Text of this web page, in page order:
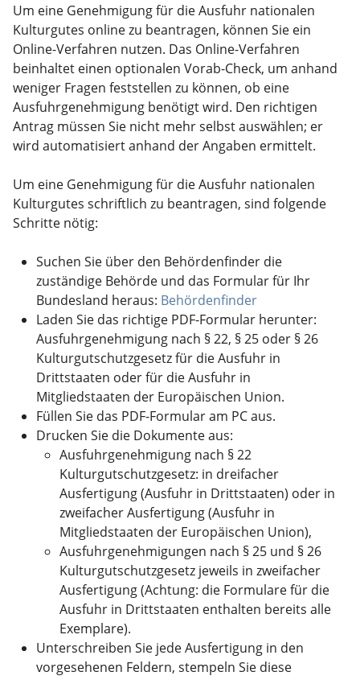
Um eine Genehmigung für die Ausfuhr nationalen
Kulturgutes online zu beantragen, können Sie ein
Online-Verfahren nutzen. Das Online-Verfahren
beinhaltet einen optionalen Vorab-Check, um anhand
weniger Fragen feststellen zu können, ob eine
Ausfuhrgenehmigung benötigt wird. Den richtigen
Antrag müssen Sie nicht mehr selbst auswählen; er
wird automatisiert anhand der Angaben ermittelt.
Um eine Genehmigung für die Ausfuhr nationalen
Kulturgutes schriftlich zu beantragen, sind folgende
Schritte nötig:
Suchen Sie über den Behördenfinder die
zuständige Behörde und das Formular für Ihr
Bundesland heraus: Behördenfinder
Laden Sie das richtige PDF-Formular herunter:
Ausfuhrgenehmigung nach § 22, § 25 oder § 26
Kulturgutschutzgesetz für die Ausfuhr in
Drittstaaten oder für die Ausfuhr in
Mitgliedstaaten der Europäischen Union.
Füllen Sie das PDF-Formular am PC aus.
Drucken Sie die Dokumente aus:
Ausfuhrgenehmigung nach § 22
Kulturgutschutzgesetz: in dreifacher
Ausfertigung (Ausfuhr in Drittstaaten) oder in
zweifacher Ausfertigung (Ausfuhr in
Mitgliedstaaten der Europäischen Union),
Ausfuhrgenehmigungen nach § 25 und § 26
Kulturgutschutzgesetz jeweils in zweifacher
Ausfertigung (Achtung: die Formulare für die
Ausfuhr in Drittstaaten enthalten bereits alle
Exemplare).
Unterschreiben Sie jede Ausfertigung in den
vorgesehenen Feldern, stempeln Sie diese